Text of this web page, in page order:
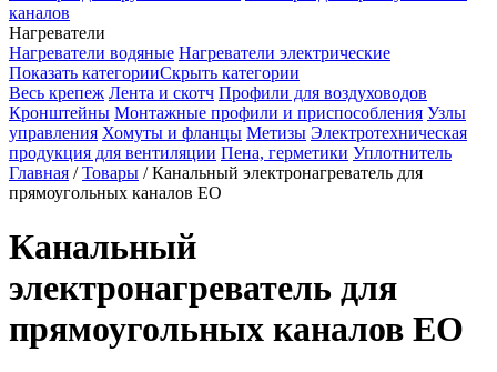
каналов
Нагреватели
Нагреватели водяные Нагреватели электрические
Показать категорииСкрыть категории
Весь крепеж Лента и скотч Профили для воздуховодов
Кронштейны Монтажные профили и приспособления Узлы
управления Хомуты и фланцы Метизы Электротехническая
продукция для вентиляции Пена, герметики Уплотнитель
Главная /Товары /Канальный электронагреватель для
прямоугольных каналов EO
Канальный
электронагреватель для
прямоугольных каналов EO